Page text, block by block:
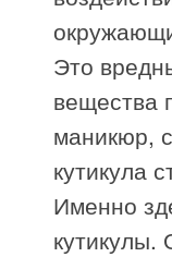
Это
вещества
маникюр,
кутикула
Именно
кутикулы.